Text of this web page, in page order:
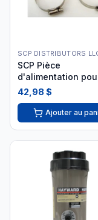
SCP DISTRIBUTORS
SCP Pièce
d'alimentation
chlorinateur hors
#87503
42,98 $
Ajouter au